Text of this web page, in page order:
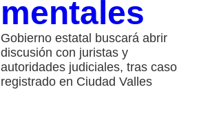
mentales
Gobierno estatal buscará abrir
discusión con juristas y
autoridades judiciales, tras caso
registrado en Ciudad Valles